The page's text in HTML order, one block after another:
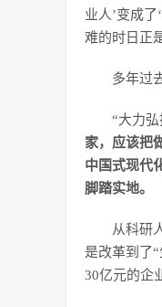
业人’变成
难的时日正
多年过
“大力
家，应该把
中国式现代
脚踏实地。
从科研
是改革到了
30亿元的企